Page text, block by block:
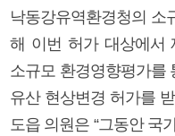
낙동강유역환경청의 소
해 이번 허가 대상에서
소규모 환경영향평가를
유산 현상변경 허가를
도읍 의원은 “그동안 국